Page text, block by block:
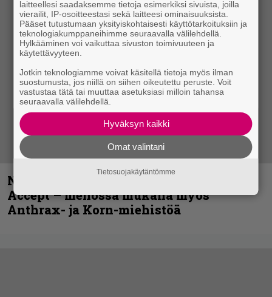
Näin lähtee Ghostin Tobias Forgelta
Accept – menossa mukana myös
Anthrax- ja Korn-miehistöä
laitteellesi saadaksemme tietoja esimerkiksi sivuista, joilla
vierailit, IP-osoitteestasi sekä laitteesi ominaisuuksista.
Pääset tutustumaan yksityiskohtaisesti käyttötarkoituksiin ja
teknologiakumppaneihimme seuraavalla välilehdellä.
Hylkääminen voi vaikuttaa sivuston toimivuuteen ja
käytettävyyteen.
Jotkin teknologiamme voivat käsitellä tietoja myös ilman
suostumusta, jos niillä on siihen oikeutettu peruste. Voit
vastustaa tätä tai muuttaa asetuksiasi milloin tahansa
seuraavalla välilehdellä.
Hyväksyn kaikki
Omat valintani
Tietosuojakäytäntömme